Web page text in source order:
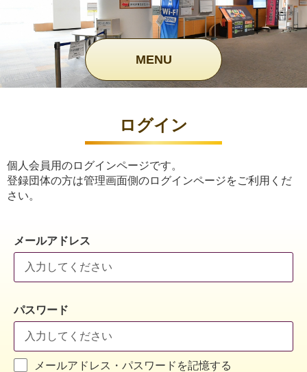
MENU
ログイン
個人会員用のログインページです。
登録団体の方は管理画面側のログインページをご利用くだ
さい。
メールアドレス
パスワード
メールアドレス・パスワードを記憶する